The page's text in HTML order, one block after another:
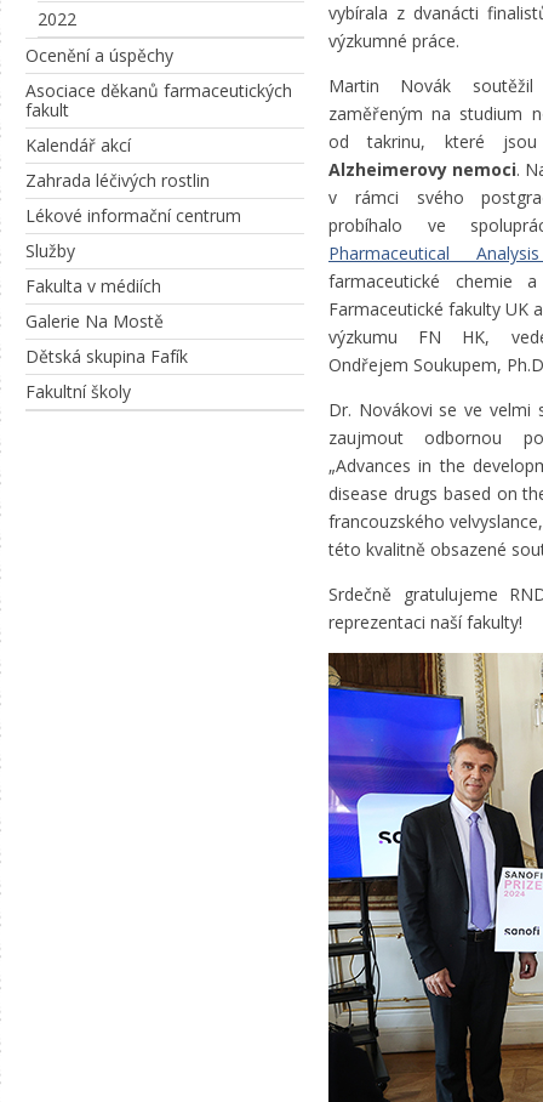
2022
Ocenění a úspěchy
Asociace děkanů farmaceutických
fakult
Kalendář akcí
Zahrada léčivých rostlin
Lékové informační centrum
Služby
Fakulta v médiích
Galerie Na Mostě
Dětská skupina Fafík
Fakultní školy
vybírala z dvanácti
výzkumné práce.
Martin Novák
zaměřeným na studium
od takrinu, které
Alzheimerovy nemoci.
v rámci svého
probíhalo ve
Pharmaceutical
farmaceutické chemie
Farmaceutické fakulty UK
výzkumu FN HK,
Ondřejem Soukupem,
Dr. Novákovi se ve velmi
zaujmout odbornou
„Advances in the
disease drugs based on
francouzského
této kvalitně obsazené
Srdečně gratulujeme
reprezentaci naší fakulty!